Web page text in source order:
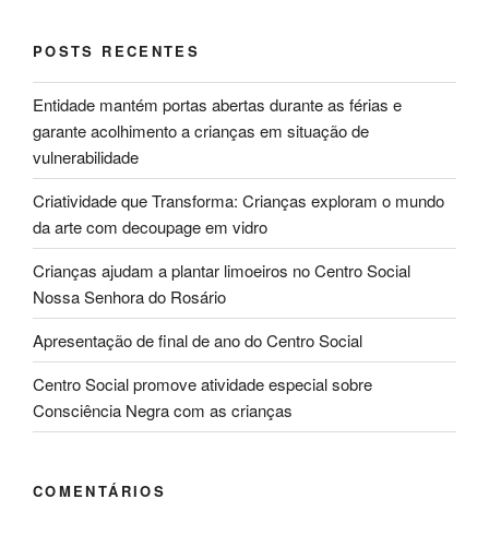
POSTS RECENTES
Entidade mantém portas abertas durante as férias e
garante acolhimento a crianças em situação de
vulnerabilidade
Criatividade que Transforma: Crianças exploram o mundo
da arte com decoupage em vidro
Crianças ajudam a plantar limoeiros no Centro Social
Nossa Senhora do Rosário
Apresentação de final de ano do Centro Social
Centro Social promove atividade especial sobre
Consciência Negra com as crianças
COMENTÁRIOS